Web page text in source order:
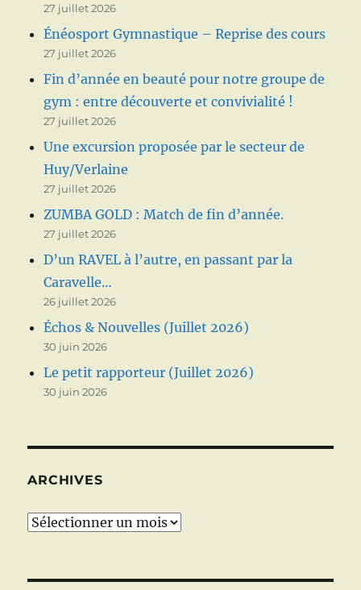
27 juillet 2026
Énéosport Gymnastique – Reprise des cours
27 juillet 2026
Fin d’année en beauté pour notre groupe de
gym : entre découverte et convivialité !
27 juillet 2026
Une excursion proposée par le secteur de
Huy/Verlaine
27 juillet 2026
ZUMBA GOLD : Match de fin d’année.
27 juillet 2026
D’un RAVEL à l’autre, en passant par la
Caravelle…
26 juillet 2026
Échos & Nouvelles (Juillet 2026)
30 juin 2026
Le petit rapporteur (Juillet 2026)
30 juin 2026
ARCHIVES
Archives